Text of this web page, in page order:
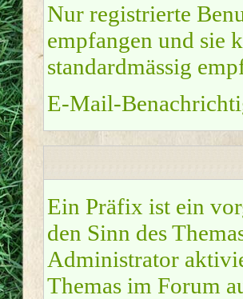
Nur registrierte
empfangen und sie
standardmässig
E-Mail-
Ein Präfix ist ein
den Sinn des
Administrator
Themas im Forum